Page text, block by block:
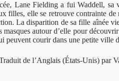
Lane Fielding a fui Waddell, sa
filles, elle se retrouve contrainte
La disparition de sa fille aînée
masques autour d’elle pour
peuvent courir dans une petite
de l’Anglais (États-Unis) par